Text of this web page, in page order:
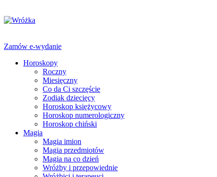
Zamów e-wydanie
Horoskopy
Roczny
Miesięczny
Co da Ci szczęście
Zodiak dziecięcy
Horoskop księżycowy
Horoskop numerologiczny
Horoskop chiński
Magia
Magia imion
Magia przedmiotów
Magia na co dzień
Wróżby i przepowiednie